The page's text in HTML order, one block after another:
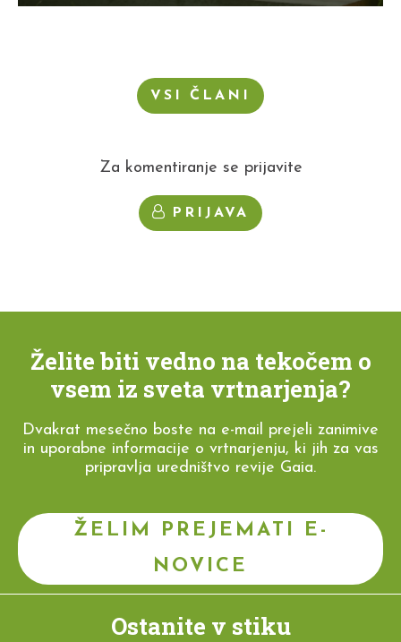
VSI ČLANI
Za komentiranje se prijavite
PRIJAVA
Želite biti vedno na tekočem o
vsem iz sveta vrtnarjenja?
Dvakrat mesečno boste na e-mail prejeli zanimive
in uporabne informacije o vrtnarjenju, ki jih za vas
pripravlja uredništvo revije Gaia.
ŽELIM PREJEMATI E-
NOVICE
Ostanite v stiku